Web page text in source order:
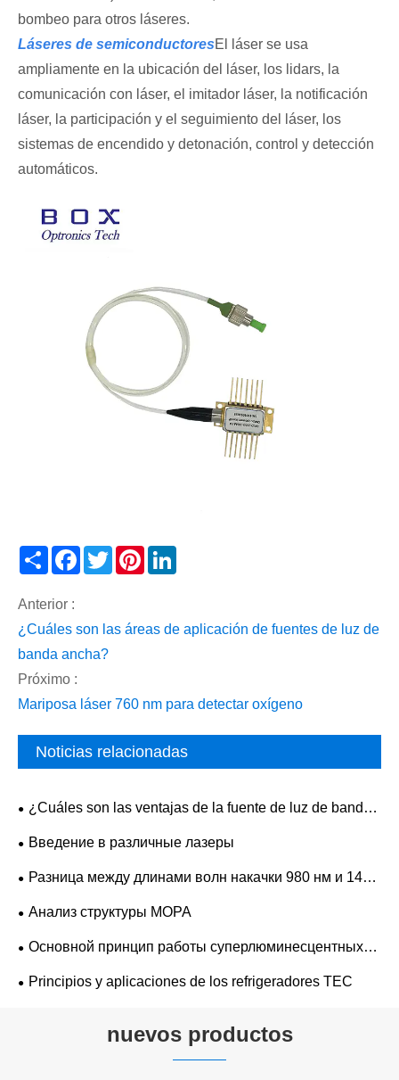
bombeo para otros láseres.
Láseres de semiconductoresEl láser se usa
ampliamente en la ubicación del láser, los lidars, la
comunicación con láser, el imitador láser, la notificación
láser, la participación y el seguimiento del láser, los
sistemas de encendido y detonación, control y detección
automáticos.
Share Facebook
TwitterPinterest
Anterior :
¿Cuáles son las áreas de aplicación de fuentes de luz de
banda ancha?
Próximo :
Mariposa láser 760 nm para detectar oxígeno
Noticias relacionadas
¿Cuáles son las ventajas de la fuente de luz de banda
ancha ASE frente a las fuentes convencionales?
Введение в различные лазеры
Разница между длинами волн накачки 980 нм и 1480
нм
Анализ структуры MOPA
Основной принцип работы суперлюминесцентных
полупроводниковых светодиодных лазеров
Principios y aplicaciones de los refrigeradores TEC
nuevos productos